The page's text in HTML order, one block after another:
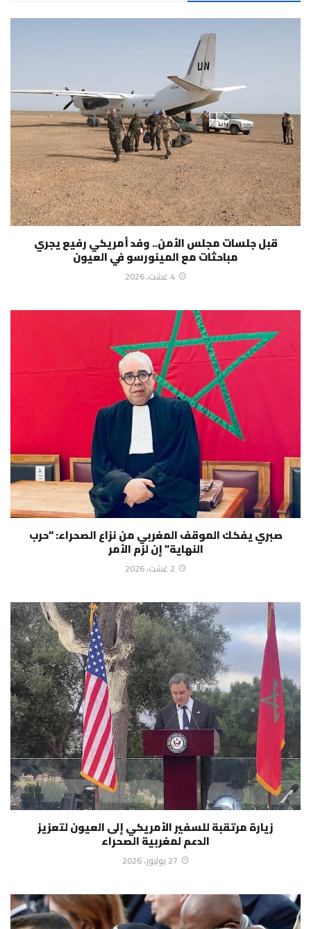
قبل جلسات مجلس الأمن.. وفد أمريكي رفيع يجري
مباحثات مع المينورسو في العيون
4 غشت، 2026
صبري يفكك الموقف المغربي من نزاع الصحراء: “حرب
النهاية” إن لزم الأمر
2 غشت، 2026
زيارة مرتقبة للسفير الأمريكي إلى العيون لتعزيز
الدعم لمغربية الصحراء
27 يوليوز، 2026